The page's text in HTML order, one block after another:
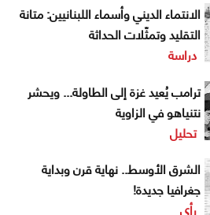
الانتماء الديني وأسماء اللبنانيين: متانة
التقليد وتمثّلات الحداثة
دراسة
ترامب يُعيد غزة إلى الطاولة... ويحشر
نتنياهو في الزاوية
تحليل
الشرق الأوسط.. نهاية قرن وبداية
جغرافيا جديدة!
رأي